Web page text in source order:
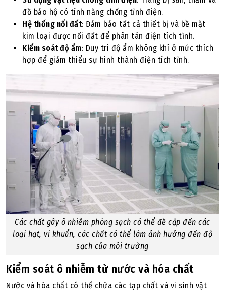
đồ bảo hộ có tính năng chống tĩnh điện.
Hệ thống nối đất: Đảm bảo tất cả thiết bị và bề mặt
kim loại được nối đất để phân tán điện tích tĩnh.
Kiểm soát độ ẩm: Duy trì độ ẩm không khí ở mức thích
hợp để giảm thiểu sự hình thành điện tích tĩnh.
Các chất gây ô nhiễm phòng sạch có thể đề cập đến các
loại hạt, vi khuẩn, các chất có thể làm ảnh hưởng đến độ
sạch của môi trường
Kiểm soát ô nhiễm từ nước và hóa chất
Nước và hóa chất có thể chứa các tạp chất và vi sinh vật